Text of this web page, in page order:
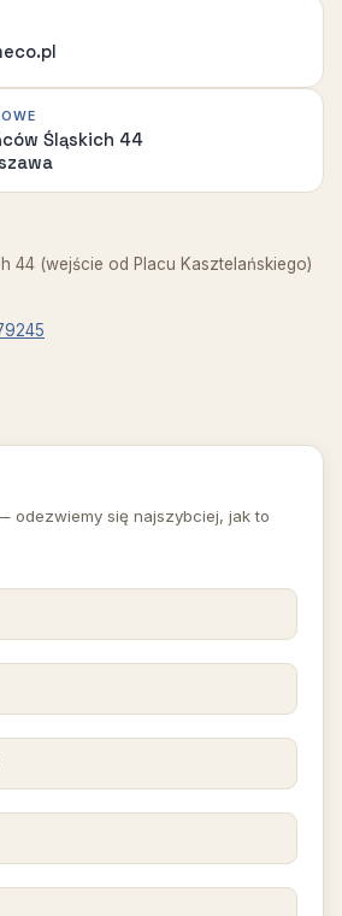
Śląskich 44
44 (wejście od Placu Kasztelańskiego)
odezwiemy się najszybciej, jak to